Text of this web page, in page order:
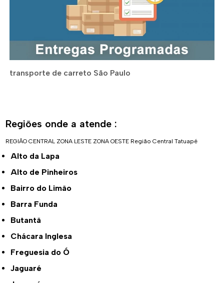
transporte de carreto São Paulo
Regiões onde a atende :
REGIÃO CENTRAL ZONA LESTE ZONA OESTE Região Central Tatuapé
Alto da Lapa
Alto de Pinheiros
Bairro do Limão
Barra Funda
Butantã
Chácara Inglesa
Freguesia do Ó
Jaguaré